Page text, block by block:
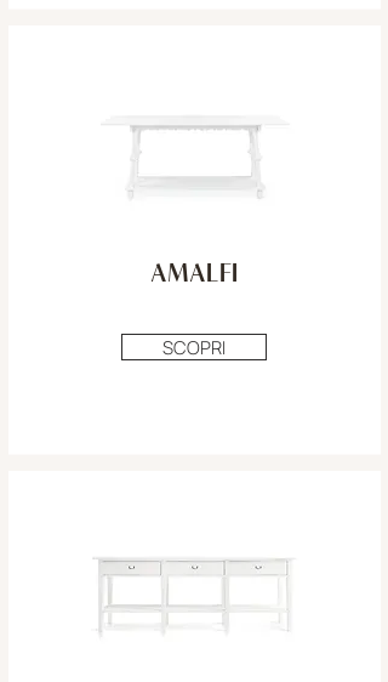
SCOPRI
AMALFI